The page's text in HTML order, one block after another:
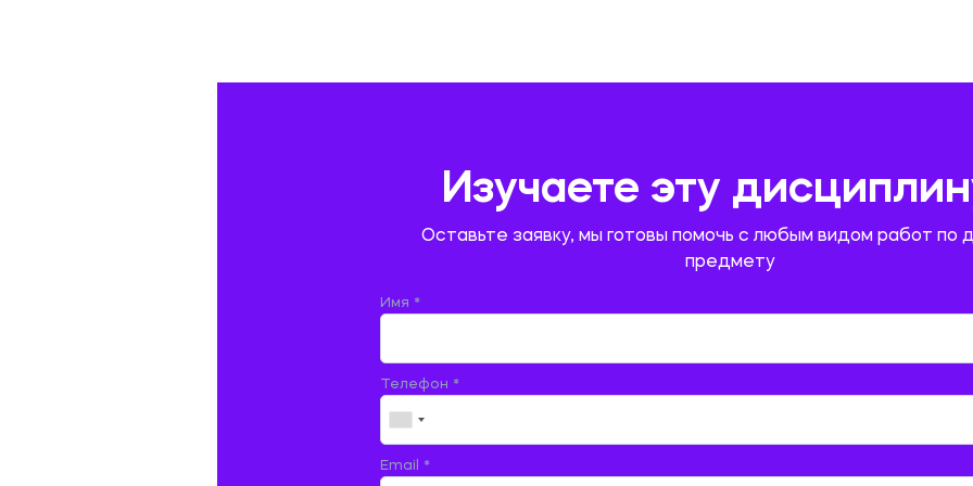
Изучаете эту
Оставьте заявку, мы готовы помочь с любым видом работ по
предмету
Имя *
Телефон *
Email *